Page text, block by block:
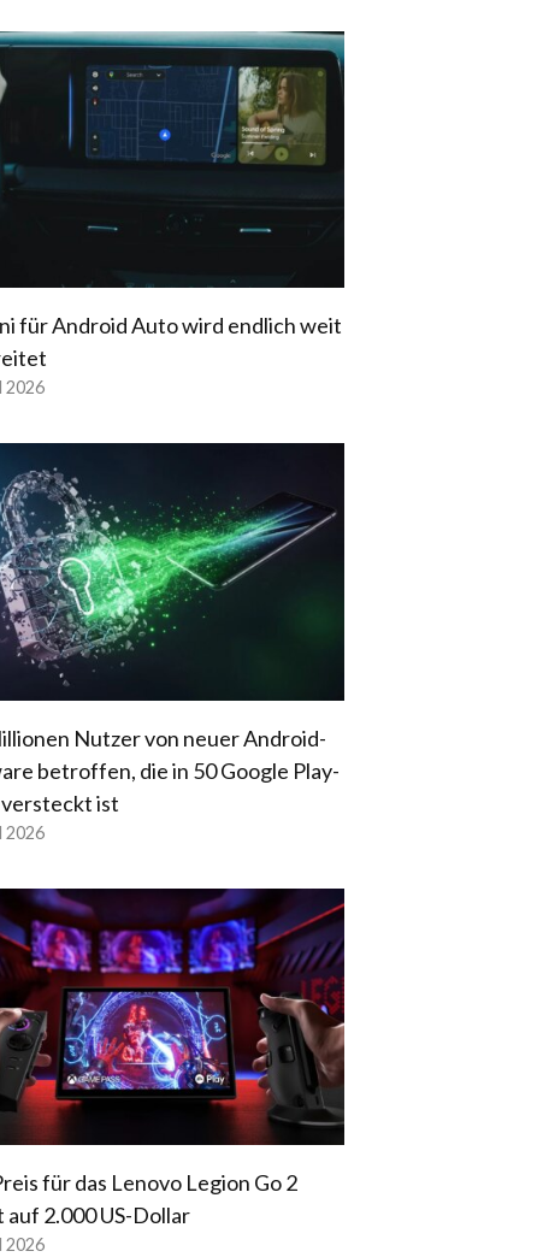
für Android Auto wird endlich weit
2026
Nutzer von neuer Android-
betroffen, die in 50 Google Play-
ist
2026
für das Lenovo Legion Go 2
auf 2.000 US-Dollar
2026